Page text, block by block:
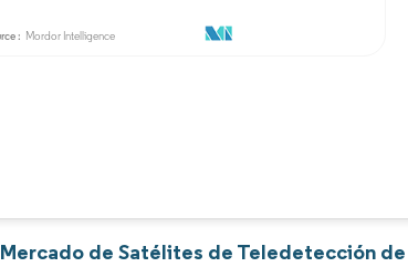
de Satélites de Teledetección